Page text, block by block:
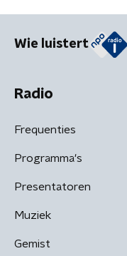
Wie luistert
Radio
Frequenties
Programma's
Presentatoren
Muziek
Gemist